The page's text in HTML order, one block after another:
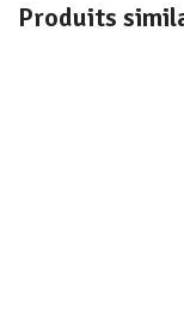
Produits